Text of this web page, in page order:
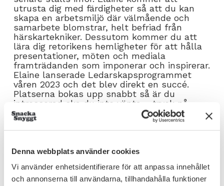
Denna webbplats använder cookies
Vi använder enhetsidentifierare för att anpassa innehållet
och annonserna till användarna, tillhandahålla funktioner
utrusta dig med färdigheter så att du kan
skapa en arbetsmiljö där välmående och
samarbete blomstrar, helt befriad från
härskartekniker. Dessutom kommer du att
lära dig retorikens hemligheter för att hålla
presentationer, möten och mediala
framträdanden som imponerar och inspirerar.
Elaine lanserade Ledarskapsprogrammet
våren 2023 och det blev direkt en succé.
Platserna bokas upp snabbt så är du
intresserad ska du inte vänta – tryck på
knappen och skicka in din intresseanmälan
så hör vi av oss om när det finns plats nästa
gång och du får detaljer kring innehåll och
SE ELAINE BERÄTTA OM